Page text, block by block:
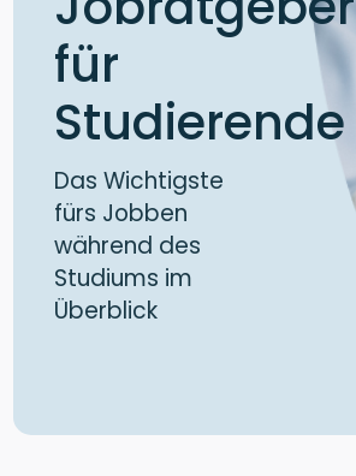
für
Studierende
Das Wichtigste
fürs Jobben
während des
Studiums im
Überblick